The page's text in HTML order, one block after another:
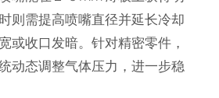
则需提高喷嘴直径并延长冷却
或收口发暗。针对精密零件，
动态调整气体压力，进一步稳